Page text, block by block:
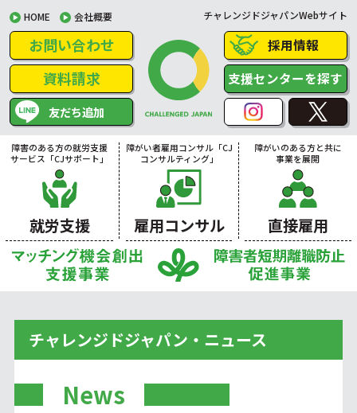
HOME 会社概要 チャレンジドジャパンWebサイト
お問い合わせ
資料請求
友だち追加
採用情報
支援センターを探す
障害のある方の就労支援
サービス「CJサポート」
就労支援
障がい者雇用コンサル「CJ
コンサルティング」
雇用コンサル
障がいのある方と共に
事業を展開
直接雇用
チャレンジドジャパン・ニュース
News